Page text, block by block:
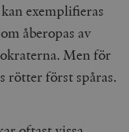
exemplifieras
åberopas av
Men för
rötter först spåras.